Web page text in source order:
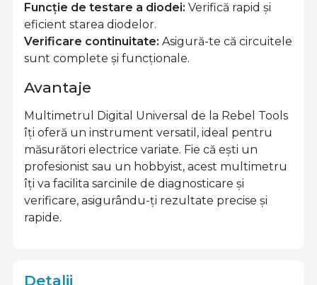
Funcție de testare a diodei: Verifică rapid și
eficient starea diodelor.
Verificare continuitate: Asigură-te că circuitele
sunt complete și funcționale.
Avantaje
Multimetrul Digital Universal de la Rebel Tools
îți oferă un instrument versatil, ideal pentru
măsurători electrice variate. Fie că ești un
profesionist sau un hobbyist, acest multimetru
îți va facilita sarcinile de diagnosticare și
verificare, asigurându-ți rezultate precise și
rapide.
Detalii